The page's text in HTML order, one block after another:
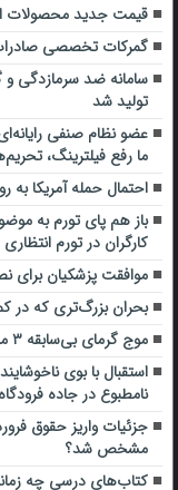
قیمت جدید محصولات ایران
گمرکات تخصصی صادرات
تولید شد
عضو نظام صنفی
ما رفع فیلترینگ،
احتمال حمله آمریکا به
باز هم پای تورم به
کارگران در تورم انتظاری
موافقت پزشکیان برای
بحران بزرگ‌تری که در
موج گرمای بی‌سابقه ۳ میلیارد یورو خسارت روی دست اروپا گذاشت
استقبال با بوی
نامطبوع در جاده فرودگاه
جزئیات واریز حقوق
مشخص شد؟
کتاب‌های درسی چه